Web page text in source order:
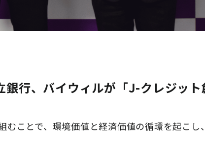
銀行、バイウィルが「J-クレジッ
むことで、環境価値と経済価値の循環を起こ